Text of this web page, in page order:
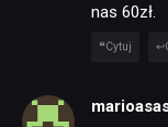
nas 60zł.
Cytuj